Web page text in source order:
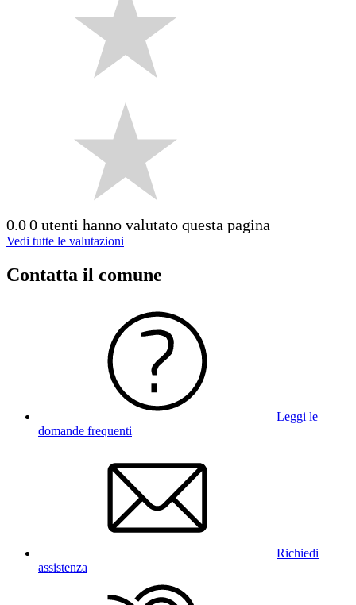
0.00 utenti hanno valutato questa pagina
Vedi tutte le valutazioni
Contatta il comune
Leggi le
domande frequenti
Richiedi
assistenza